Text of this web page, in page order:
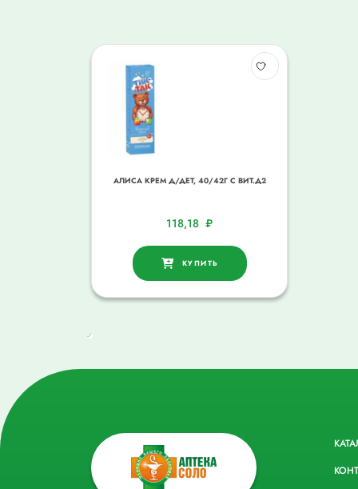
АЛИСА КРЕМ Д/ДЕТ, 40/42Г С ВИТ.Д2
118,18₽
КУПИТЬ